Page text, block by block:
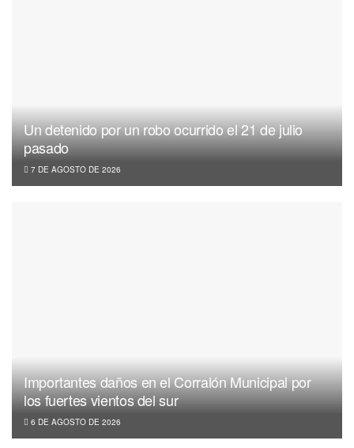
Un detenido por un robo ocurrido el 21 de julio
pasado
7 DE AGOSTO DE 2026
Importantes daños en el Corralón Municipal por
los fuertes vientos del sur
6 DE AGOSTO DE 2026